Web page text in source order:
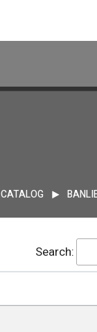
CATALOG
Search: